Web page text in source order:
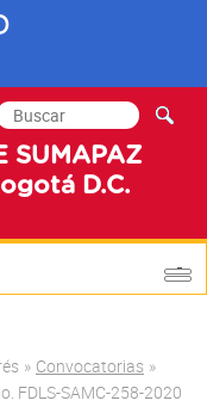
SUMAPAZ
D.C.
de
» Convocatorias »
FDLS-SAMC-258-2020